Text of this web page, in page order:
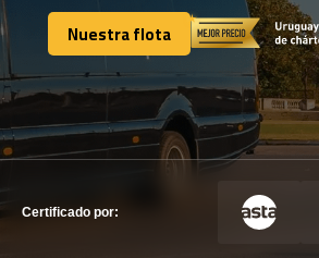
RECORRIDAS
Nuestra flota
Nuestra flota
Certificado por: